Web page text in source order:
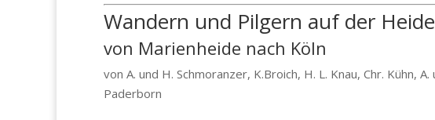
Wandern und Pilgern auf der
von Marienheide nach Köln
von A. und H. Schmoranzer, K.Broich, H. L. Knau, Chr. Kühn,
Paderborn